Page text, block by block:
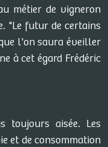
métier de vigneron
"Le futur de certains
l'on saura éveiller
à cet égard Frédéric
toujours aisée. Les
et de consommation